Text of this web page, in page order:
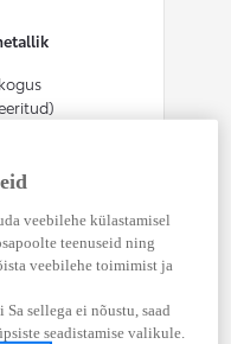
veebilehe külastamisel
teenuseid ning
veebilehe toimimist ja
sellega ei nõustu, saad
seadistamise valikule.